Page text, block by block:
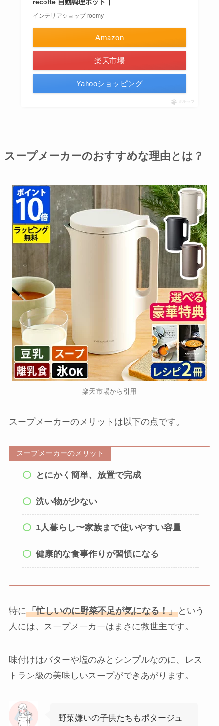
recolte 自動調理ポット ］
インテリアショップ roomy
Amazon
楽天市場
Yahooショッピング
ポチップ
スープメーカーのおすすめな理由とは？
楽天市場から引用
スープメーカーのメリットは以下の点です。
スープメーカーのメリット
とにかく簡単、放置で完成
洗い物が少ない
1人暮らし〜家族まで使いやすい容量
健康的な食事作りが習慣になる
特に「忙しいのに野菜不足が気になる！」という
人には、スープメーカーはまさに救世主です。
味付けはバターや塩のみとシンプルなのに、レス
トラン級の美味しいスープができあがります。
野菜嫌いの子供たちもポタージュ